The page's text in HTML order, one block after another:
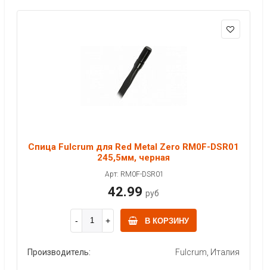
Спица Fulcrum для Red Metal Zero RM0F-DSR01
245,5мм, черная
Арт: RM0F-DSR01
42.99 руб
В КОРЗИНУ
Производитель: Fulcrum, Италия